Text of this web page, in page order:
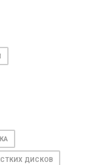
ДИСКОВ